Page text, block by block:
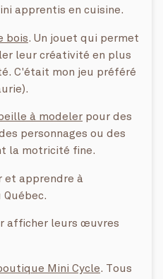
apprentis en cuisine.
bois. Un jouet qui permet
leur créativité en plus
C'était mon jeu préféré
à modeler pour des
personnages ou des
la motricité fine.
et apprendre à
afficher leurs œuvres
Mini Cycle. Tous